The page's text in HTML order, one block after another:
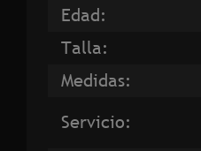
Edad:
Talla:
Medidas:
Servicio: